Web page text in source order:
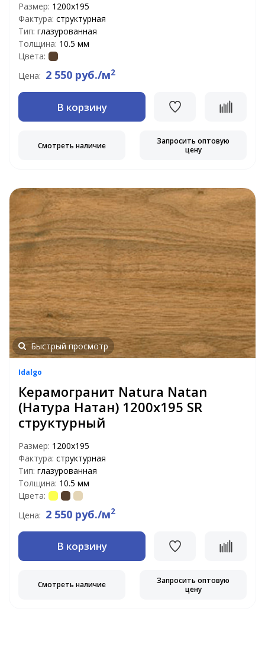
Размер: 1200х195
Фактура: структурная
Тип: глазурованная
Толщина: 10.5 мм
Цвета:
Цена: 2 550 руб./м2
В корзину
Смотреть наличие
Запросить оптовую
цену
Быстрый просмотр
Idalgo
Керамогранит Natura Natan
(Натура Натан) 1200х195 SR
структурный
Размер: 1200х195
Фактура: структурная
Тип: глазурованная
Толщина: 10.5 мм
Цвета:
Цена: 2 550 руб./м2
В корзину
Смотреть наличие
Запросить оптовую
цену